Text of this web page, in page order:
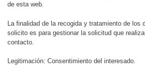
de esta web.
La finalidad de la recogida y tratamiento de los
solicito es para gestionar la solicitud que
contacto.
Legitimación: Consentimiento del interesado.